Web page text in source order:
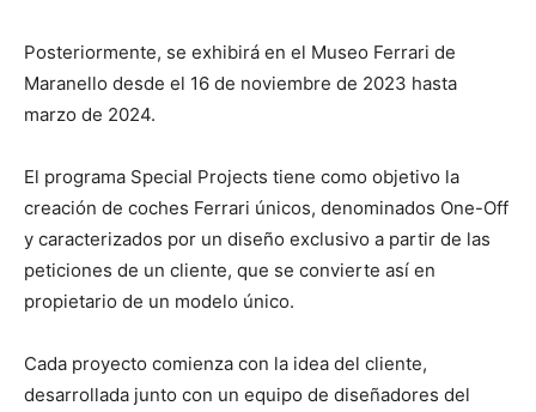
Posteriormente, se exhibirá en el Museo Ferrari de
Maranello desde el 16 de noviembre de 2023 hasta
marzo de 2024.
El programa Special Projects tiene como objetivo la
creación de coches Ferrari únicos, denominados One-Off
y caracterizados por un diseño exclusivo a partir de las
peticiones de un cliente, que se convierte así en
propietario de un modelo único.
Cada proyecto comienza con la idea del cliente,
desarrollada junto con un equipo de diseñadores del